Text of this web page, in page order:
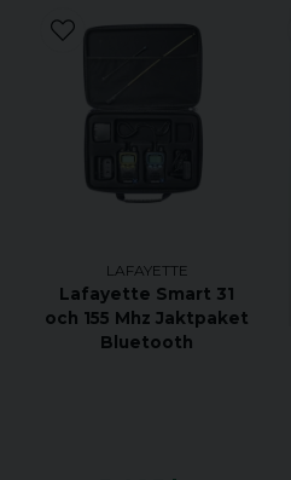
LAFAYETTE
Lafayette Smart 31
och 155 Mhz Jaktpaket
Bluetooth